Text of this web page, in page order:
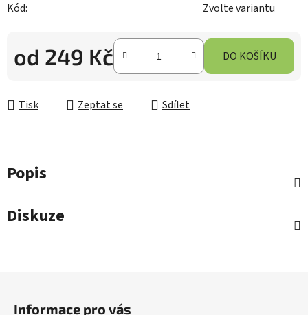
Kód:
Zvolte variantu
od 249 Kč DO KOŠÍKU
Tisk Zeptat se Sdílet
Popis
Diskuze
Informace pro vás